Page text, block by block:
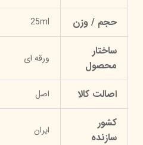
حجم / وزن 25ml
ساختار
محصول
ورقه‌ ای
اصالت کالا اصل
کشور
سازنده
ایران